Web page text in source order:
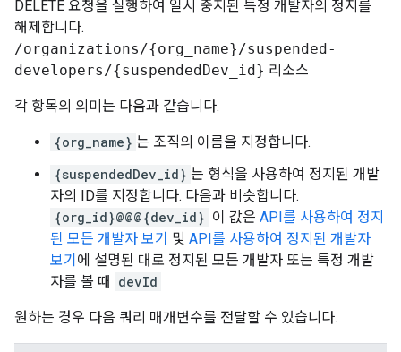
DELETE 요청을 실행하여 일시 중지된 특정 개발자의 정지를
해제합니다.
/organizations/{org_name}/suspended-
developers/{suspendedDev_id} 리소스
각 항목의 의미는 다음과 같습니다.
{org_name} 는 조직의 이름을 지정합니다.
{suspendedDev_id} 는 형식을 사용하여 정지된 개발
자의 ID를 지정합니다. 다음과 비슷합니다.
{org_id}@@@{dev_id} 이 값은 API를 사용하여 정지
된 모든 개발자 보기 및 API를 사용하여 정지된 개발자
보기 에 설명된 대로 정지된 모든 개발자 또는 특정 개발
자를 볼 때
devId
원하는 경우 다음 쿼리 매개변수를 전달할 수 있습니다.